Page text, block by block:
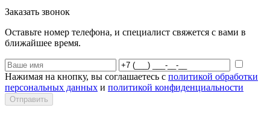
Заказать звонок
Оставьте номер телефона, и специалист свяжется с вами в
ближайшее время.
Нажимая на кнопку, вы соглашаетесь с политикой обработки
персональных данных и политикой конфиденциальности
Отправить